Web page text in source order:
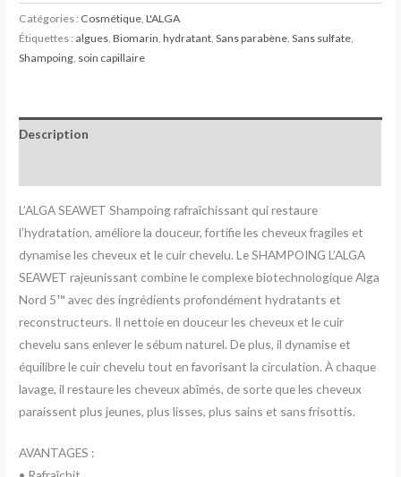
Catégories : Cosmétique ,L'ALGA
Étiquettes : algues ,Biomarin ,hydratant ,Sans parabène ,Sans sulfate
Shampoing soin capillaire
Description
L’ALGA SEAWET Shampoing rafraîchissant qui restaure
l’hydratation, améliore la douceur, fortifie les cheveux fragiles et
dynamise les cheveux et le cuir chevelu. Le SHAMPOING L’ALGA
SEAWET rajeunissant combine le complexe biotechnologique Alga
Nord 5™ avec des ingrédients profondément hydratants et
reconstructeurs. Il nettoie en douceur les cheveux et le cuir
chevelu sans enlever le sébum naturel. De plus, il dynamise et
équilibre le cuir chevelu tout en favorisant la circulation. À chaque
lavage, il restaure les cheveux abîmés, de sorte que les cheveux
paraissent plus jeunes, plus lisses, plus sains et sans frisottis.
AVANTAGES :